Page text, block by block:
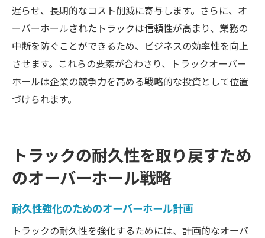
耐久性強化によるビジネスの安定化
オーバーホールがもたらす企業価値の向上
トラックの寿命延長とビジネス成長の関係
オーバーホール技術による効率的な運用
信頼性向上でビジネスパートナーシップを
強化
ホール
遅らせ、長期的なコスト削減に寄与します。さらに、オ
ーバーホールされたトラックは信頼性が高まり、業務の
中断を防ぐことができるため、ビジネスの効率性を向上
させます。これらの要素が合わさり、トラックオーバー
ホールは企業の競争力を高める戦略的な投資として位置
づけられます。
トラックの耐久性を取り戻すため
のオーバーホール戦略
耐久性強化のためのオーバーホール計画
トラックの耐久性を強化するためには、計画的なオーバ